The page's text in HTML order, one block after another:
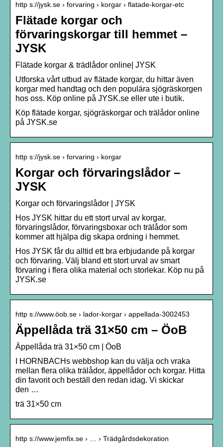
http s://jysk.se › forvaring › korgar › flatade-korgar-etc
Flätade korgar och
förvaringskorgar till hemmet –
JYSK
Flätade korgar & trädlådor online| JYSK
Utforska vårt utbud av flätade korgar, du hittar även
korgar med handtag och den populära sjögräskorgen
hos oss. Köp online på JYSK.se eller ute i butik.
Köp flätade korgar, sjögräskorgar och trälådor online
på JYSK.se
http s://jysk.se › forvaring › korgar
Korgar och förvaringslådor –
JYSK
Korgar och förvaringslådor | JYSK
Hos JYSK hittar du ett stort urval av korgar,
förvaringslådor, förvaringsboxar och trälådor som
kommer att hjälpa dig skapa ordning i hemmet.
Hos JYSK får du alltid ett bra erbjudande på korgar
och förvaring. Välj bland ett stort urval av smart
förvaring i flera olika material och storlekar. Köp nu på
JYSK.se
http s://www.öob.se › lador-korgar › appellada-3002453
Äppellåda trä 31×50 cm – ÖoB
Äppellåda trä 31×50 cm | ÖoB
I HORNBACHs webbshop kan du välja och vraka
mellan flera olika trälådor, äppellådor och korgar. Hitta
din favorit och beställ den redan idag. Vi skickar
den …
trä 31×50 cm
http s://www.jemfix.se › … › Trädgårdsdekoration